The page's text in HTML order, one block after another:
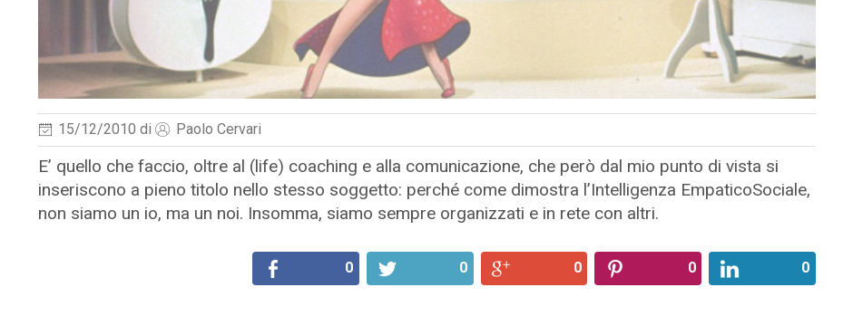
15/12/2010 di Paolo Cervari
E’ quello che faccio, oltre al (life) coaching e alla comunicazione, che però dal mio punto di vista si
inseriscono a pieno titolo nello stesso soggetto: perché come dimostra l’Intelligenza EmpaticoSociale,
non siamo un io, ma un noi. Insomma, siamo sempre organizzati e in rete con altri.
0 0 0 0 0